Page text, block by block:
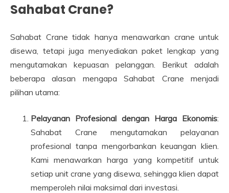
Sahabat Crane?
Sahabat Crane tidak hanya menawarkan crane untuk
disewa, tetapi juga menyediakan paket lengkap yang
mengutamakan kepuasan pelanggan. Berikut adalah
beberapa alasan mengapa Sahabat Crane menjadi
pilihan utama:
Pelayanan Profesional dengan Harga Ekonomis:
Sahabat Crane mengutamakan pelayanan
profesional tanpa mengorbankan keuangan klien.
Kami menawarkan harga yang kompetitif untuk
setiap unit crane yang disewa, sehingga klien dapat
memperoleh nilai maksimal dari investasi.